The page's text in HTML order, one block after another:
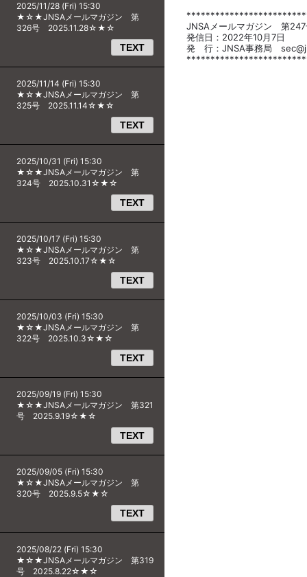
2025/11/28 (Fri) 15:30
★☆★JNSAメールマガジン 第
326号 2025.11.28☆★☆
TEXT
2025/11/14 (Fri) 15:30
★☆★JNSAメールマガジン 第
325号 2025.11.14☆★☆
TEXT
2025/10/31 (Fri) 15:30
★☆★JNSAメールマガジン 第
324号 2025.10.31☆★☆
TEXT
2025/10/17 (Fri) 15:30
★☆★JNSAメールマガジン 第
323号 2025.10.17☆★☆
TEXT
2025/10/03 (Fri) 15:30
★☆★JNSAメールマガジン 第
322号 2025.10.3☆★☆
TEXT
2025/09/19 (Fri) 15:30
★☆★JNSAメールマガジン 第321
号 2025.9.19☆★☆
TEXT
2025/09/05 (Fri) 15:30
★☆★JNSAメールマガジン 第
320号 2025.9.5☆★☆
TEXT
2025/08/22 (Fri) 15:30
★☆★JNSAメールマガジン 第319
号 2025.8.22☆★☆
JNSAメールマガジン 第247
発信日：2022年10月7日
発 行：JNSA事務局